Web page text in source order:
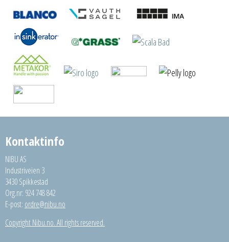
Kontaktinfo
NIBU AS
Industriveien 3
3430 Spikkestad
Org.nr: 924 748 842
E-post: ordre@nibu.no
Copyright Nibu.no. All rights reserved.